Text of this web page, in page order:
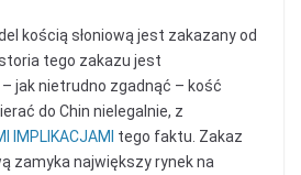
kością słoniową jest zakazany od
tego zakazu jest
– jak nietrudno zgadnąć – kość
do Chin nielegalnie, z
IMPLIKACJAMI tego faktu. Zakaz
zamyka największy rynek na